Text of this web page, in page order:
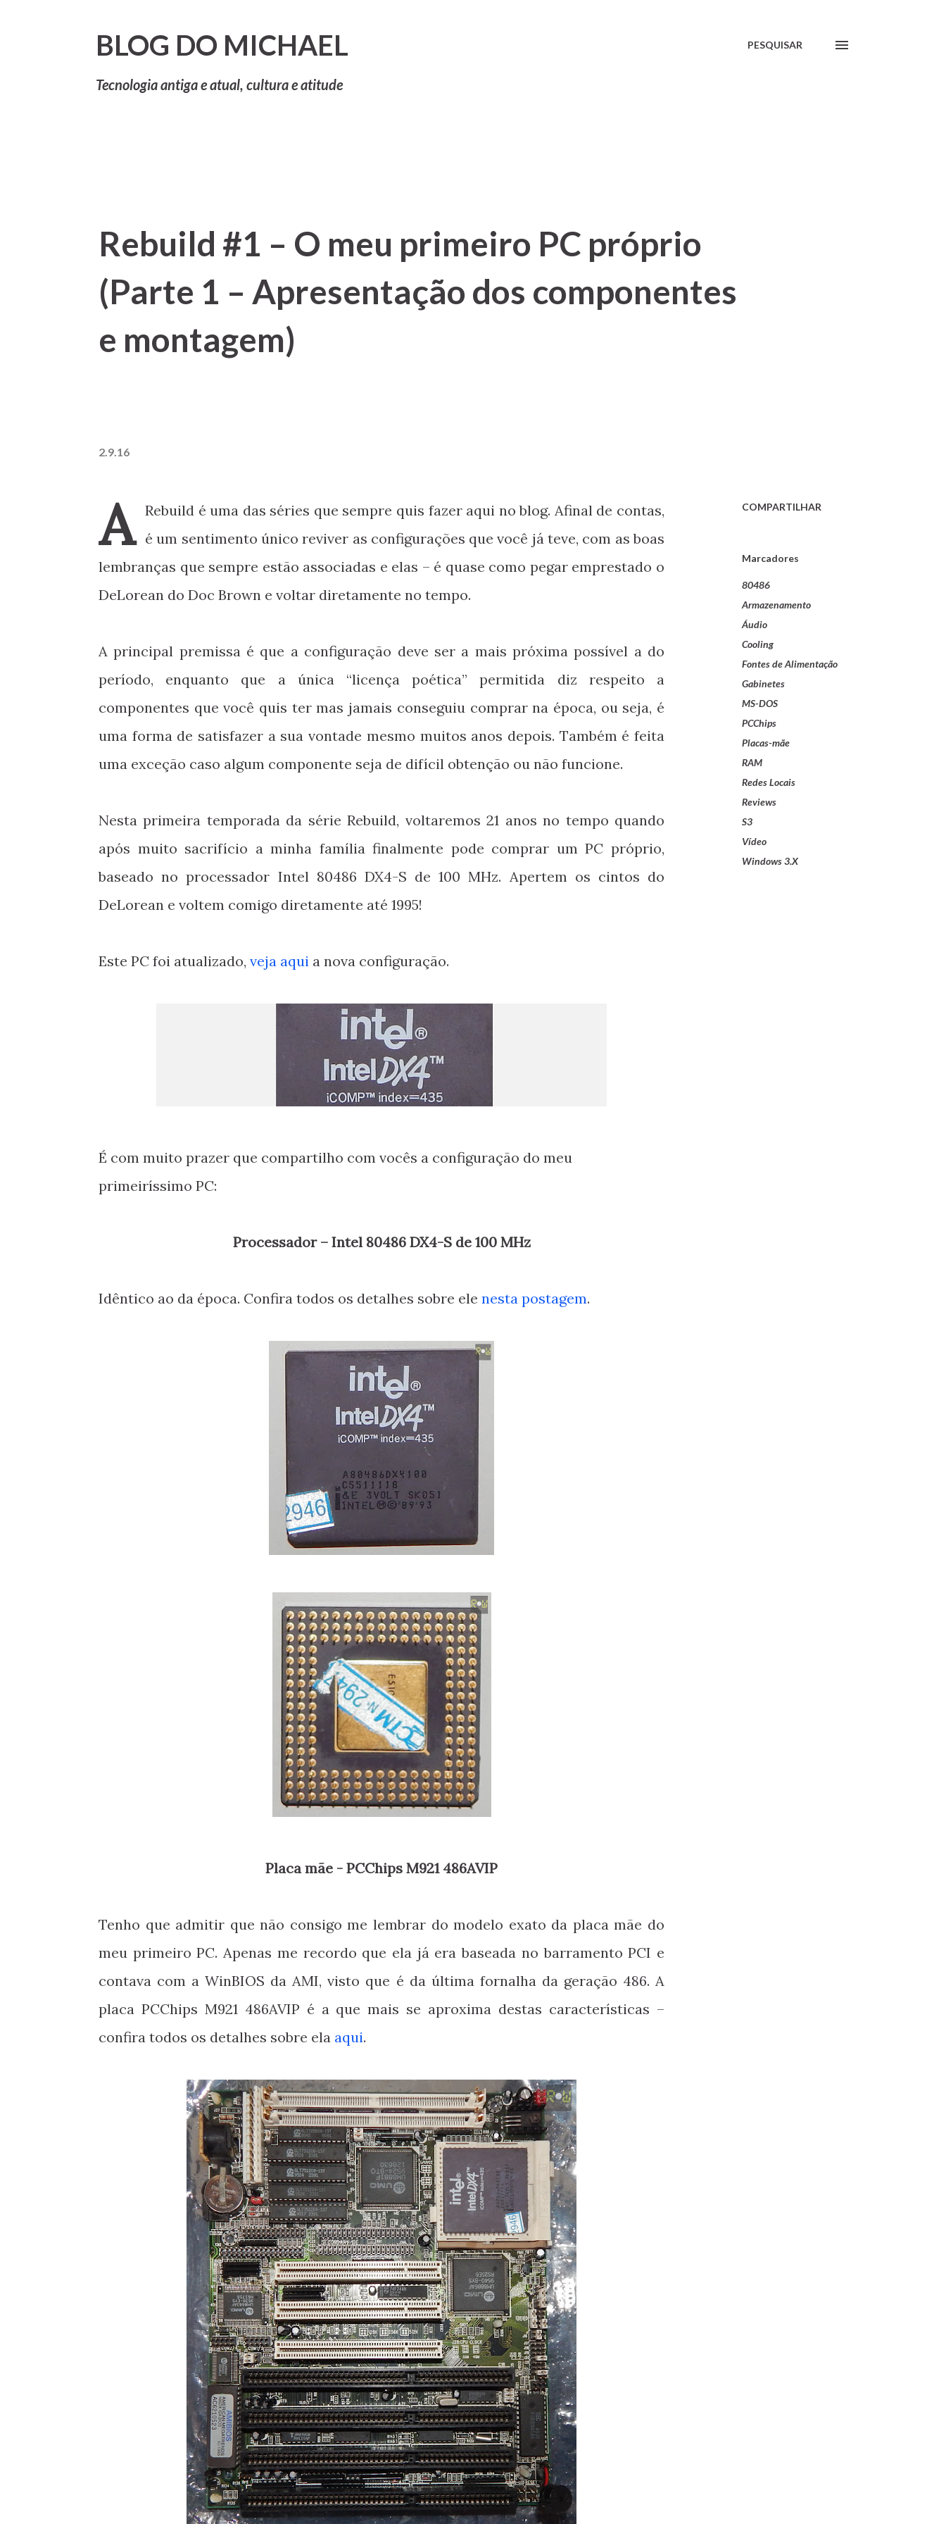
BLOG DO MICHAEL
Tecnologia antiga e atual, cultura e atitude
PESQUISAR
Rebuild #1 – O meu primeiro PC próprio
(Parte 1 – Apresentação dos componentes
e montagem)
2.9.16
A
Rebuild é uma das séries que sempre quis fazer aqui no blog. Afinal de contas,
é um sentimento único reviver as configurações que você já teve, com as boas
lembranças que sempre estão associadas e elas – é quase como pegar emprestado o
DeLorean do Doc Brown e voltar diretamente no tempo.
A principal premissa é que a configuração deve ser a mais próxima possível a do
período, enquanto que a única “licença poética” permitida diz respeito a
componentes que você quis ter mas jamais conseguiu comprar na época, ou seja, é
uma forma de satisfazer a sua vontade mesmo muitos anos depois. Também é feita
uma exceção caso algum componente seja de difícil obtenção ou não funcione.
Nesta primeira temporada da série Rebuild, voltaremos 21 anos no tempo quando
após muito sacrifício a minha família finalmente pode comprar um PC próprio,
baseado no processador Intel 80486 DX4-S de 100 MHz. Apertem os cintos do
DeLorean e voltem comigo diretamente até 1995!
Este PC foi atualizado, veja aqui a nova configuração.
É com muito prazer que compartilho com vocês a configuração do meu
primeiríssimo PC:
Processador – Intel 80486 DX4-S de 100 MHz
Idêntico ao da época. Confira todos os detalhes sobre ele nesta postagem.
Placa mãe - PCChips M921 486AVIP
Tenho que admitir que não consigo me lembrar do modelo exato da placa mãe do
meu primeiro PC. Apenas me recordo que ela já era baseada no barramento PCI e
contava com a WinBIOS da AMI, visto que é da última fornalha da geração 486. A
placa PCChips M921 486AVIP é a que mais se aproxima destas características –
confira todos os detalhes sobre ela aqui.
COMPARTILHAR
Marcadores
80486
Armazenamento
Áudio
Cooling
Fontes de Alimentação
Gabinetes
MS-DOS
PCChips
Placas-mãe
RAM
Redes Locais
Reviews
S3
Vídeo
Windows 3.X